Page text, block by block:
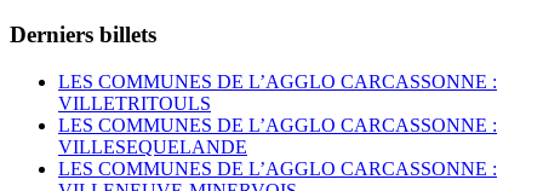
Derniers billets
LES COMMUNES DE L’AGGLO CARCASSONNE :
VILLETRITOULS
LES COMMUNES DE L’AGGLO CARCASSONNE :
VILLESEQUELANDE
LES COMMUNES DE L’AGGLO CARCASSONNE :